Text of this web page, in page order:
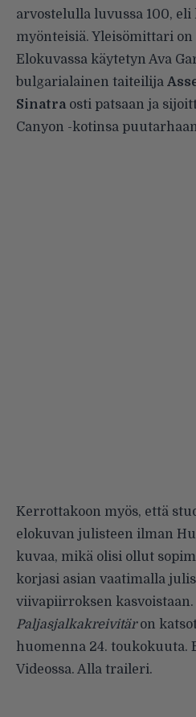
arvostelulla luvussa 100,
myönteisiä. Yleisömittari on
Elokuvassa käytetyn Ava
bulgarialainen taiteilija
Sinatra osti patsaan ja
Canyon -kotinsa
Kerrottakoon myös, että
elokuvan julisteen ilman
kuvaa, mikä olisi ollut
korjasi asian vaatimalla
viivapiirroksen kasvoistaan.
Paljasjalkakreivitäron
huomenna 24. toukokuuta.
Videossa. Alla traileri.